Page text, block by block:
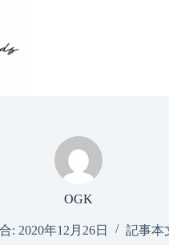
OGK
: 2020年12月26日 記事本